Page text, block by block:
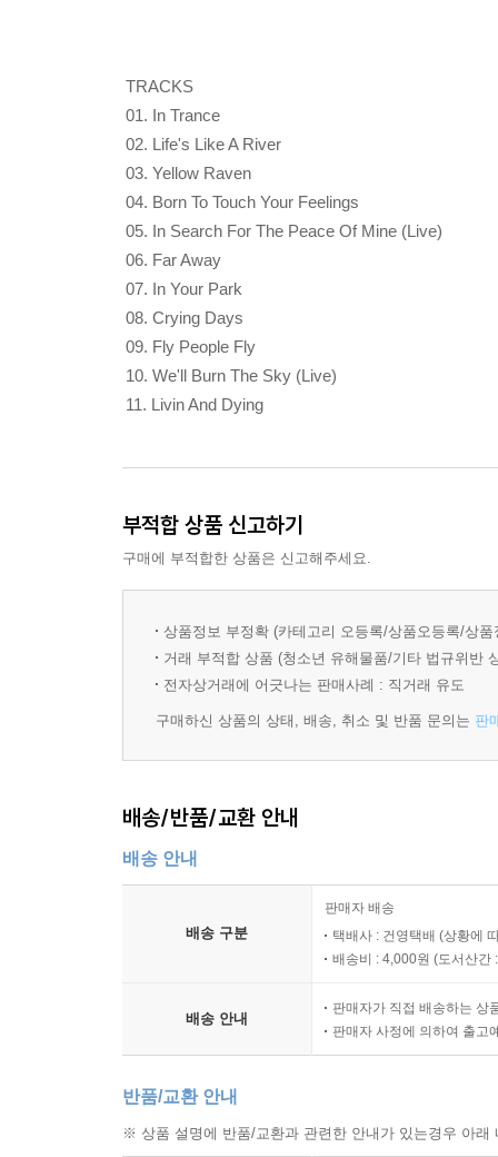
TRACKS
01. In Trance
02. Life's Like A River
03. Yellow Raven
04. Born To Touch Your Feelings
05. In Search For The Peace Of Mine (Live)
06. Far Away
07. In Your Park
08. Crying Days
09. Fly People Fly
10. We'll Burn The Sky (Live)
11. Livin And Dying
부적합 상품 신고하기
구매에 부적합한 상품은 신고해주세요.
상품정보 부정확 (카테고리 오등록/상품오등록/상
거래 부적합 상품 (청소년 유해물품/기타 법규위반
전자상거래에 어긋나는 판매사례 : 직거래 유도
구매하신 상품의 상태, 배송, 취소 및 반품 문의는 판
배송/반품/교환 안내
배송 안내
배송 구분
판매자 배송
택배사 : 건영택배 (상황에
배송비 : 4,000원 (도서산간
배송 안내
판매자가 직접 배송하는 상
판매자 사정에 의하여 출고
반품/교환 안내
※ 상품 설명에 반품/교환과 관련한 안내가 있는경우 아